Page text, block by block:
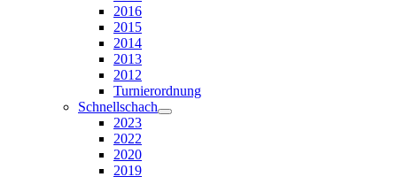
2016
2015
2014
2013
2012
Turnierordnung
Schnellschach
2023
2022
2020
2019